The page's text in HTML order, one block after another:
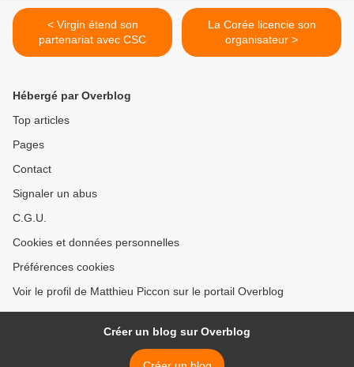
< Virgin étend son
partenariat avec CSC
La Corée licencie son
organisateur >
Hébergé par Overblog
Top articles
Pages
Contact
Signaler un abus
C.G.U.
Cookies et données personnelles
Préférences cookies
Voir le profil de Matthieu Piccon sur le portail Overblog
Créer un blog sur Overblog